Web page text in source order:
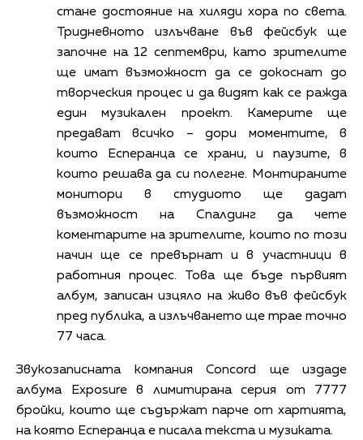
стане достояние на хиляди хора по света.
Тридневното излъчване във фейсбук ще
започне на 12 септември, като зрителите
ще имат възможност да се докоснат до
творческия процес и да видят как се ражда
един музикален проект. Камерите ще
предават всичко – дори моментите, в
които Есперанца се храни, и паузите, в
които решава да си полегне. Монтираните
монитори в студиото ще дадат
възможност на Спалдинг да чете
коментарите на зрителите, които по този
начин ще се превърнат и в участници в
работния процес. Това ще бъде първият
албум, записан изцяло на живо във фейсбук
пред публика, а излъчването ще трае точно
77 часа.
Звукозаписната компания Concord ще издаде
албума Exposure в лимитирана серия от 7777
бройки, които ще съдържат парче от хартията,
на която Есперанца е писала текста и музиката.